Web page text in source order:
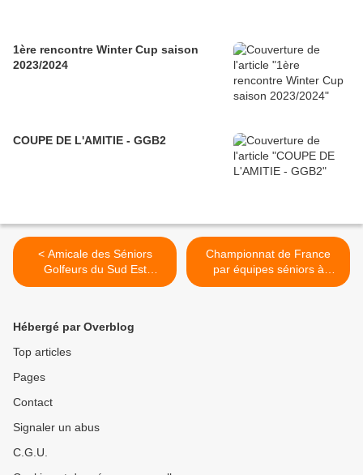
1ère rencontre Winter Cup saison
2023/2024
COUPE DE L'AMITIE - GGB2
< Amicale des Séniors
Golfeurs du Sud Est
(ASGSE) : TROPHEE
Championnat de France
par équipes séniors à
Saumane (Provence
Hébergé par Overblog
Top articles
Pages
Contact
Signaler un abus
C.G.U.